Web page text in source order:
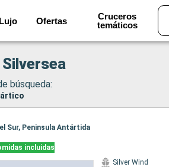
Lujo Ofertas
Cruceros
temáticos
búsqueda:
Sur, Peninsula Antártida
incluidas
Silver Wind